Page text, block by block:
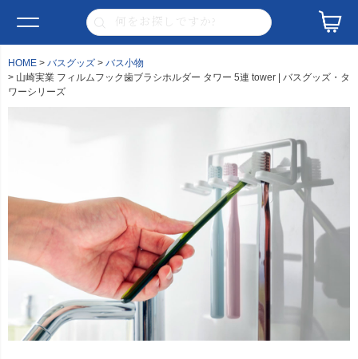
HOME バスグッズ
バス小物
山崎実業 フィルムフック歯ブラシホルダー タワー 5連 tower | バスグッズ・タ
ワーシリーズ